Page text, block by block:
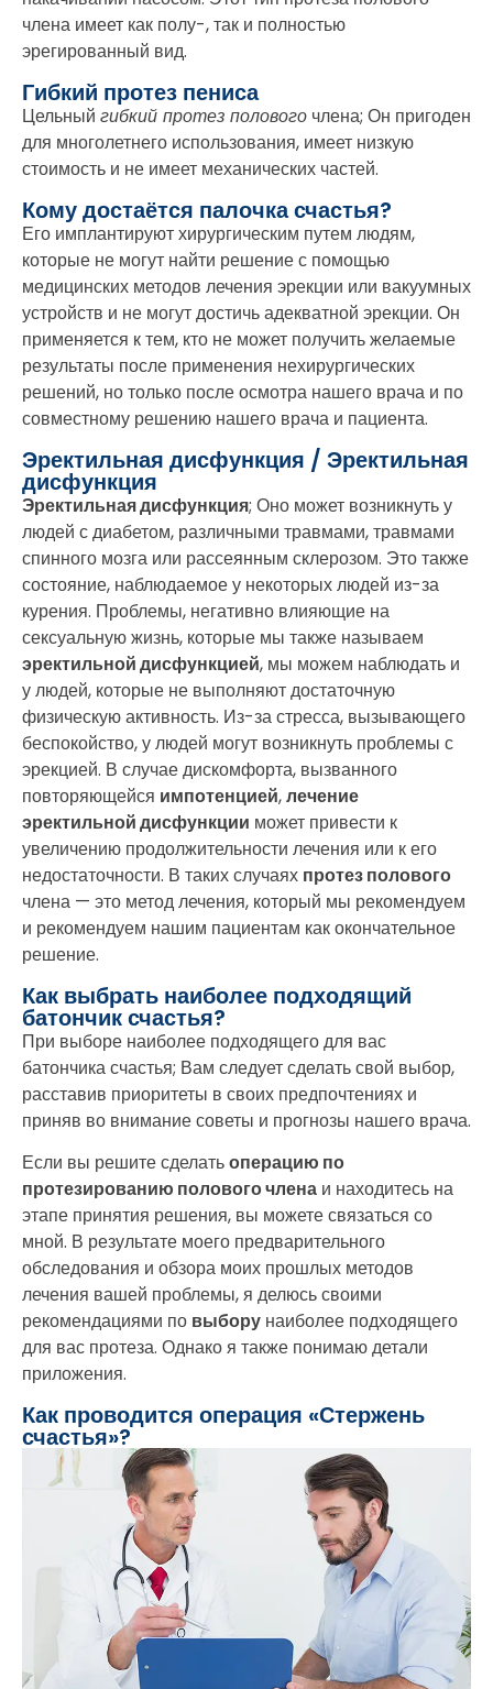
члена имеет как полу-, так и полностью
эрегированный вид.
Гибкий протез пениса
Цельный гибкий протез полового члена; Он пригоден
для многолетнего использования, имеет низкую
стоимость и не имеет механических частей.
Кому достаётся палочка счастья?
Его имплантируют хирургическим путем людям,
которые не могут найти решение с помощью
медицинских методов лечения эрекции или вакуумных
устройств и не могут достичь адекватной эрекции. Он
применяется к тем, кто не может получить желаемые
результаты после применения нехирургических
решений, но только после осмотра нашего врача и по
совместному решению нашего врача и пациента.
Эректильная дисфункция / Эректильная
дисфункция
Эректильная дисфункция; Оно может возникнуть у
людей с диабетом, различными травмами, травмами
спинного мозга или рассеянным склерозом. Это также
состояние, наблюдаемое у некоторых людей из-за
курения. Проблемы, негативно влияющие на
сексуальную жизнь, которые мы также называем
эректильной дисфункцией, мы можем наблюдать и
у людей, которые не выполняют достаточную
физическую активность. Из-за стресса, вызывающего
беспокойство, у людей могут возникнуть проблемы с
эрекцией. В случае дискомфорта, вызванного
повторяющейся импотенцией,лечение
эректильной дисфункции может привести к
увеличению продолжительности лечения или к его
недостаточности. В таких случаях протез полового
члена — это метод лечения, который мы рекомендуем
и рекомендуем нашим пациентам как окончательное
решение.
Как выбрать наиболее подходящий
батончик счастья?
При выборе наиболее подходящего для вас
батончика счастья; Вам следует сделать свой выбор,
расставив приоритеты в своих предпочтениях и
приняв во внимание советы и прогнозы нашего врача.
Если вы решите сделатьоперацию по
протезированию полового члена и находитесь на
этапе принятия решения, вы можете связаться со
мной. В результате моего предварительного
обследования и обзора моих прошлых методов
лечения вашей проблемы, я делюсь своими
рекомендациями по выбору наиболее подходящего
для вас протеза. Однако я также понимаю детали
приложения.
Как проводится операция «Стержень
счастья»?